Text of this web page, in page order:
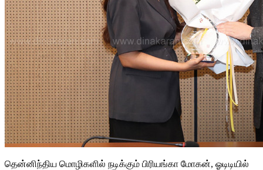
தென்னிந்திய மொழிகளில் நடிக்கும் பிரியங்கா மோகன், ஓடிடியில்